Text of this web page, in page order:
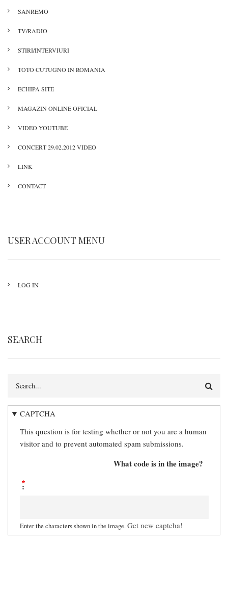
SANREMO
TV/RADIO
STIRI/INTERVIURI
TOTO CUTUGNO IN ROMANIA
ECHIPA SITE
MAGAZIN ONLINE OFICIAL
VIDEO YOUTUBE
CONCERT 29.02.2012 VIDEO
LINK
CONTACT
USER ACCOUNT MENU
LOG IN
SEARCH
CAPTCHA
This question is for testing whether or not you are a human
visitor and to prevent automated spam submissions.
What code is in the image?
Enter the characters shown in the image.Get new captcha!